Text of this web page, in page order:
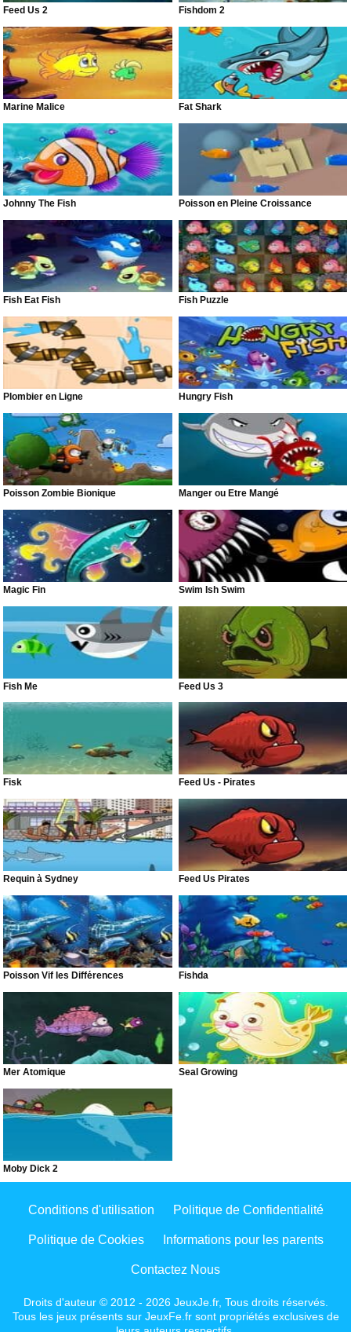
Feed Us 2 Fishdom 2
Marine Malice Fat Shark
Johnny The Fish Poisson en Pleine Croissance
Fish Eat Fish Fish Puzzle
Plombier en Ligne Hungry Fish
Poisson Zombie Bionique Manger ou Être Mangé
Magic Fin Swim Ish Swim
Fish Me Feed Us 3
Fisk Feed Us - Pirates
Requin à Sydney Feed Us Pirates
Poisson Vif les Différences Fishda
Mer Atomique Seal Growing
Moby Dick 2
Conditions d'utilisation Politique de Confidentialité
Politique de Cookies Informations pour les parents
Contactez Nous
Droits d'auteur © 2012 - 2026 JeuxJe.fr, Tous droits réservés.
Tous les jeux présents sur JeuxFe.fr sont propriétés exclusives de